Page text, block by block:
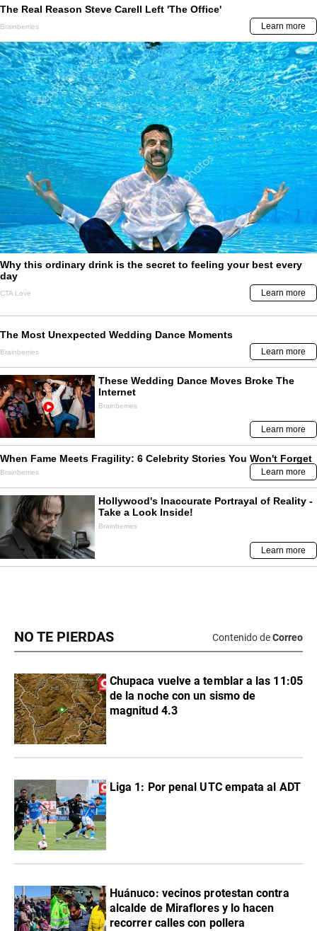
NO TE PIERDAS Contenido deCorreo
Chupaca vuelve a temblar a las 11:05
de la noche con un sismo de
magnitud 4.3
Liga 1: Por penal UTC empata al ADT
Huánuco: vecinos protestan contra
alcalde de Miraflores y lo hacen
recorrer calles con pollera